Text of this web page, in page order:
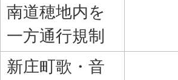
南道穂地内を
一方通行規制
新庄町歌・音